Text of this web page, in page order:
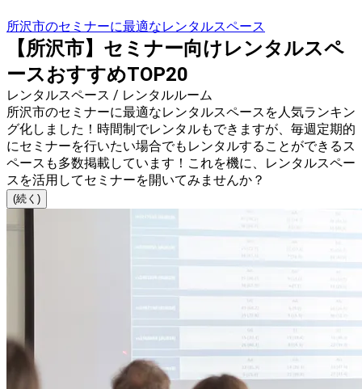
所沢市のセミナーに最適なレンタルスペース
【所沢市】セミナー向けレンタルスペ
ースおすすめTOP20
レンタルスペース / レンタルルーム
所沢市のセミナーに最適なレンタルスペースを人気ランキン
グ化しました！時間制でレンタルもできますが、毎週定期的
にセミナーを行いたい場合でもレンタルすることができるス
ペースも多数掲載しています！これを機に、レンタルスペー
スを活用してセミナーを開いてみませんか？
(続く)